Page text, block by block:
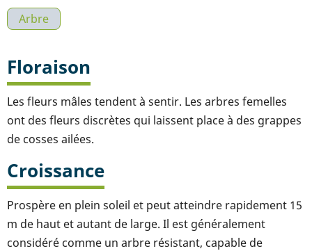
Arbre
Floraison
Les fleurs mâles tendent à sentir. Les arbres femelles
ont des fleurs discrètes qui laissent place à des grappes
de cosses ailées.
Croissance
Prospère en plein soleil et peut atteindre rapidement 15
m de haut et autant de large. Il est généralement
considéré comme un arbre résistant, capable de